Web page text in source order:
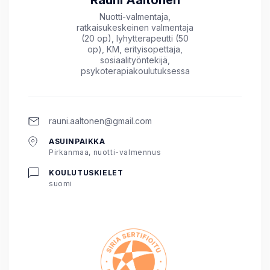
Nuotti-valmentaja,
ratkaisukeskeinen valmentaja
(20 op), lyhytterapeutti (50
op), KM, erityisopettaja,
sosiaalityöntekijä,
psykoterapiakoulutuksessa
rauni.aaltonen@gmail.com
ASUINPAIKKA
Pirkanmaa, nuotti-valmennus
KOULUTUSKIELET
suomi